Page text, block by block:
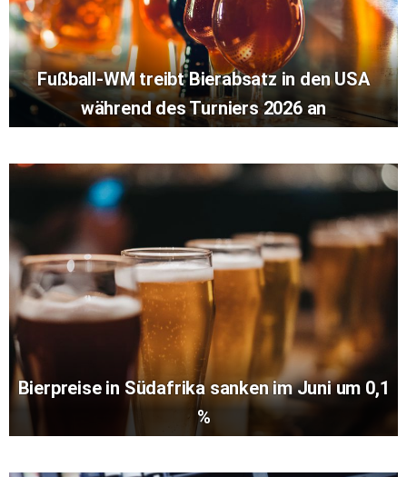
Fußball-WM treibt Bierabsatz in den USA
während des Turniers 2026 an
Bierpreise in Südafrika sanken im Juni um 0,1
%